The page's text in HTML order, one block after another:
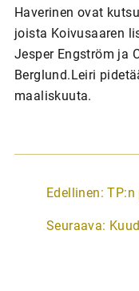
Haverinen ovat
joista Koivusaaren
Jesper Engström ja
Berglund.Leiri
maaliskuuta.
A
t
Edellinen: TP:n
Seuraava: